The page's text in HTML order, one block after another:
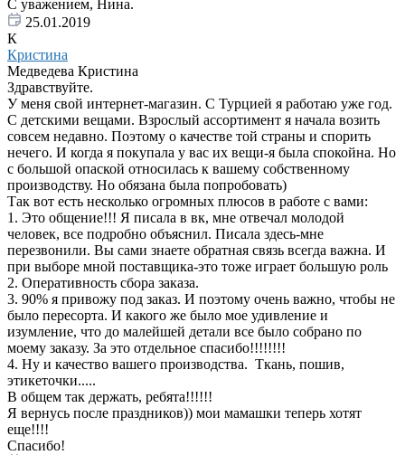
С уважением, Нина.
25.01.2019
К
Кристина
Медведева Кристина
Здравствуйте.
У меня свой интернет-магазин. С Турцией я работаю уже год.
С детскими вещами. Взрослый ассортимент я начала возить
совсем недавно. Поэтому о качестве той страны и спорить
нечего. И когда я покупала у вас их вещи-я была спокойна. Но
с большой опаской относилась к вашему собственному
производству. Но обязана была попробовать)
Так вот есть несколько огромных плюсов в работе с вами:
1. Это общение!!! Я писала в вк, мне отвечал молодой
человек, все подробно объяснил. Писала здесь-мне
перезвонили. Вы сами знаете обратная связь всегда важна. И
при выборе мной поставщика-это тоже играет большую роль
2. Оперативность сбора заказа.
3. 90% я привожу под заказ. И поэтому очень важно, чтобы не
было пересорта. И какого же было мое удивление и
изумление, что до малейшей детали все было собрано по
моему заказу. За это отдельное спасибо!!!!!!!!
4. Ну и качество вашего производства. Ткань, пошив,
этикеточки.....
В общем так держать, ребята!!!!!!
Я вернусь после праздников)) мои мамашки теперь хотят
еще!!!!
Спасибо!